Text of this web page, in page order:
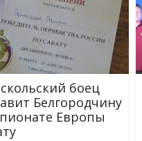
боец
Белгородчину
Европы